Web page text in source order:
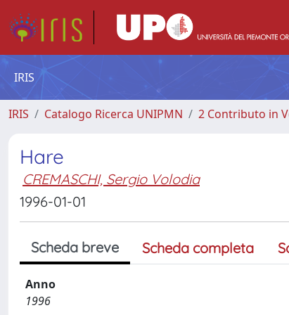
IRIS
IRIS Catalogo Ricerca UNIPMN 2 Contributo in
Hare
CREMASCHI, Sergio Volodia
1996-01-01
Scheda breve Scheda completa
Anno
1996